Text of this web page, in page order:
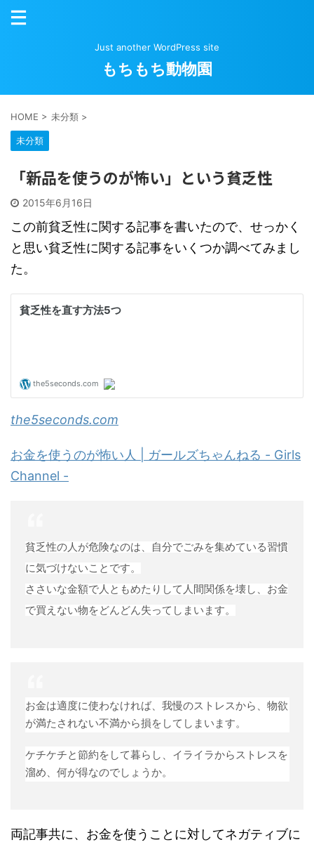
Just another WordPress site
もちもち動物園
HOME > 未分類 >
未分類
「新品を使うのが怖い」という貧乏性
2015年6月16日
この前貧乏性に関する記事を書いたので、せっかく
と思い貧乏性に関する記事をいくつか調べてみまし
た。
the5seconds.com
お金を使うのが怖い人 | ガールズちゃんねる - Girls
Channel -
貧乏性の人が危険なのは、自分でごみを集めている習慣
に気づけないことです。
ささいな金額で人ともめたりして人間関係を壊し、お金
で買えない物をどんどん失ってしまいます。
お金は適度に使わなければ、我慢のストレスから、物欲
が満たされない不満から損をしてしまいます。
ケチケチと節約をして暮らし、イライラからストレスを
溜め、何が得なのでしょうか。
両記事共に、お金を使うことに対してネガティブに